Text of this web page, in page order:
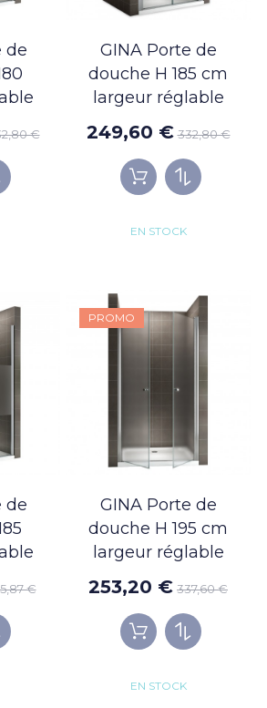
de
€
GINA Porte de
douche H 185 cm
largeur réglable
249,60 € 332,80 €
EN STOCK
de
€
PROMO
GINA Porte de
douche H 195 cm
largeur réglable
253,20 € 337,60 €
EN STOCK